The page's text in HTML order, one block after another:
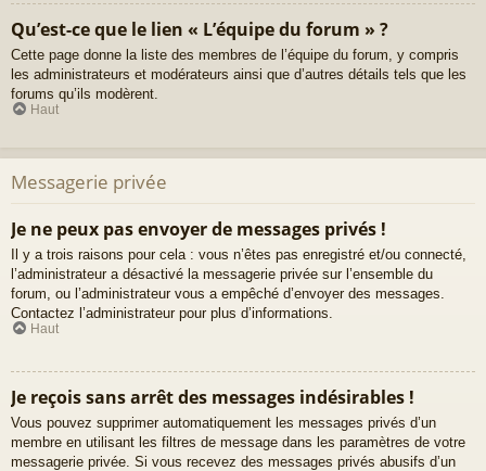
Qu’est-ce que le lien « L’équipe du forum » ?
Cette page donne la liste des membres de l’équipe du forum, y compris
les administrateurs et modérateurs ainsi que d’autres détails tels que les
forums qu’ils modèrent.
Haut
Messagerie privée
Je ne peux pas envoyer de messages privés !
Il y a trois raisons pour cela : vous n’êtes pas enregistré et/ou connecté,
l’administrateur a désactivé la messagerie privée sur l’ensemble du
forum, ou l’administrateur vous a empêché d’envoyer des messages.
Contactez l’administrateur pour plus d’informations.
Haut
Je reçois sans arrêt des messages indésirables !
Vous pouvez supprimer automatiquement les messages privés d’un
membre en utilisant les filtres de message dans les paramètres de votre
messagerie privée. Si vous recevez des messages privés abusifs d’un